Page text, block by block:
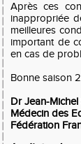
Après ces
inappropriée
meilleures
important de
en cas de
Bonne saison
Dr Jean-Michel
Médecin des
Fédération